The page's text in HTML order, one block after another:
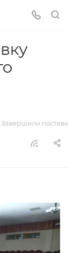
Завершили